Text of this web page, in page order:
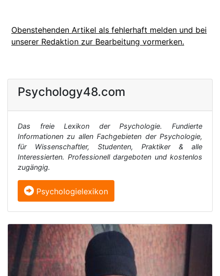
Obenstehenden Artikel als fehlerhaft melden und bei
unserer Redaktion zur Bearbeitung vormerken.
Psychology48.com
Das freie Lexikon der Psychologie. Fundierte
Informationen zu allen Fachgebieten der Psychologie,
für Wissenschaftler, Studenten, Praktiker & alle
Interessierten. Professionell dargeboten und kostenlos
zugängig.
Psychologielexikon